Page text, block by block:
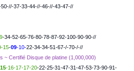
37-33-44-//-46-//-43-47-//
-34-52-65-76-80-78-87-92-100-90-90-//
15-09-10-22-34-34-51-67-/-70-/-//
~ Certifié Disque de platine (1,000,000)
15-16-17-17-20-22-25-31-47-31-47-53-73-90-91-